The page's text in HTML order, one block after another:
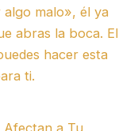
Afectan a Tu